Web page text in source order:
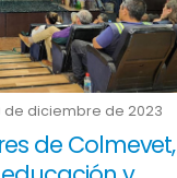
de diciembre de 2023
de Colmevet,